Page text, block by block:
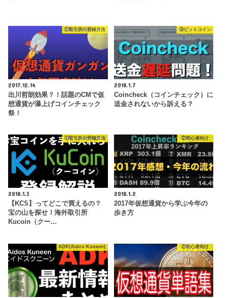
①取引所の登録方法
2017.12.14
出川哲朗効果？！話題のCMで仮
想通貨が瀑上げコインチェック
祭！
③ビットコイン
2018.1.7
Coincheck（コインチェック）に
送金されないから訴える？
①取引所の登録方法
2018.1.3
【KCS】ってどこで買えるの？
宝の山を探せ！海外取引所
Kucoin（クー…
②初心者向け
2018.1.2
2017年仮想通貨から学ぶ今年の
歩き方
ADK(Aidos Kuneen) ②初心者向け